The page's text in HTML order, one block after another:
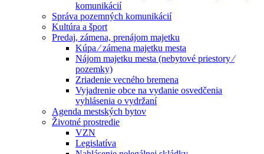
komunikácií
Správa pozemných komunikácií
Kultúra a šport
Predaj, zámena, prenájom majetku
Kúpa ⁄ zámena majetku mesta
Nájom majetku mesta (nebytové priestory ⁄
pozemky)
Zriadenie vecného bremena
Vyjadrenie obce na vydanie osvedčenia
vyhlásenia o vydržaní
Agenda mestských bytov
Životné prostredie
VZN
Legislatíva